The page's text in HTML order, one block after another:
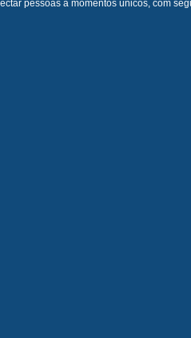
pessoas a momentos únicos, com